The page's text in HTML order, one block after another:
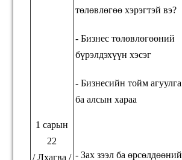
1 сарын
22
/Лхагва /
төлөвлөгөө хэрэгтэй вэ?
- Бизнес төлөвлөгөөний
бүрэлдэхүүн хэсэг
- Бизнесийн тойм агуулга
ба алсын хараа
- Зах зээл ба өрсөлдөөний